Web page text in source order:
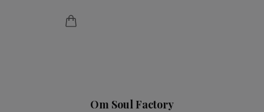
Om Soul Factory